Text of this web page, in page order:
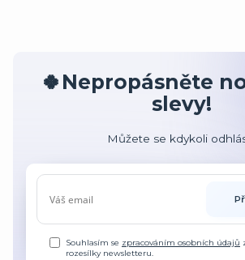
🍀Nepropásněte
slevy!
Můžete se kdykoli
Souhlasím se zpracováním osobních údajů
rozesílky newsletteru.